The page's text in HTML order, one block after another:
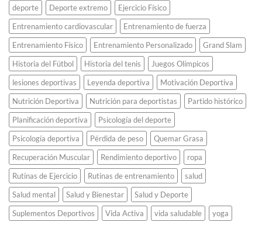
historia
en
Atenas
2004.
deporte
Deporte extremo
Ejercicio Físico
Entrenamiento cardiovascular
Entrenamiento de fuerza
Entrenamiento Físico
Entrenamiento Personalizado
Grand Slam
Historia del Fútbol
Historia del tenis
Juegos Olímpicos
lesiones deportivas
Leyenda deportiva
Motivación Deportiva
Nutrición Deportiva
Nutrición para deportistas
Partido histórico
Planificación deportiva
Psicología del deporte
Psicología deportiva
Pérdida de peso
Quemar Grasa
Recuperación Muscular
Rendimiento deportivo
ropa
Rutinas de Ejercicio
Rutinas de entrenamiento
salud
Salud mental
Salud y Bienestar
Salud y Deporte
Suplementos Deportivos
Vida Activa vida saludable yoga